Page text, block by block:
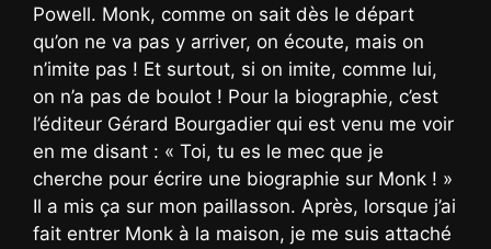
Powell. Monk, comme on sait dès le départ
qu’on ne va pas y arriver, on écoute, mais on
n’imite pas ! Et surtout, si on imite, comme lui,
on n’a pas de boulot ! Pour la biographie, c’est
l’éditeur Gérard Bourgadier qui est venu me voir
en me disant : « Toi, tu es le mec que je
cherche pour écrire une biographie sur Monk ! »
Il a mis ça sur mon paillasson. Après, lorsque j’ai
fait entrer Monk à la maison, je me suis attaché